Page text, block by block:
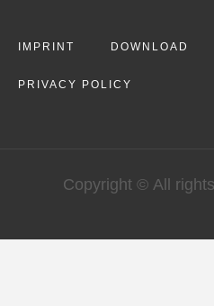
IMPRINT DOWNLOAD
PRIVACY POLICY
Copyright © All